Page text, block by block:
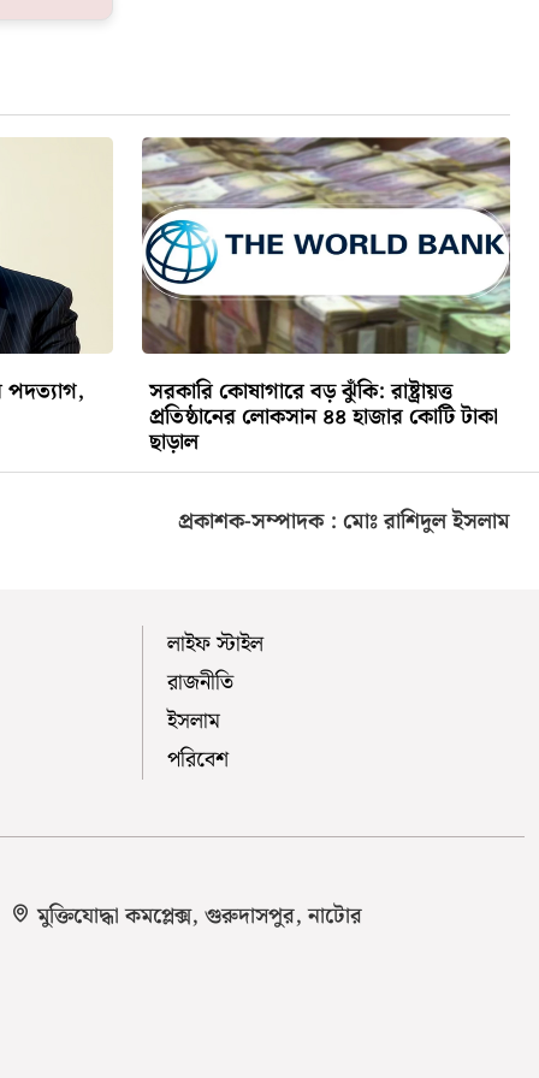
পদত্যাগ, সরকারি কোষাগারে বড় ঝুঁকি: রাষ্ট্রায়ত্ত
প্রতিষ্ঠানের লোকসান ৪৪ হাজার কোটি টাকা
ছাড়াল
প্রকাশক-সম্পাদক : মোঃ রাশিদুল ইসলাম
লাইফ স্টাইল
রাজনীতি
ইসলাম
পরিবেশ
মুক্তিযোদ্ধা কমপ্লেক্স, গুরুদাসপুর, নাটোর